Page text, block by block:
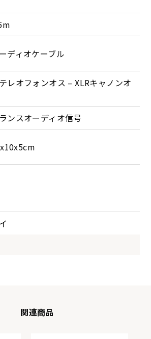
ディオケーブル
レオフォンオス – XLRキャノンオ
ンスオーディオ信号
関連商品